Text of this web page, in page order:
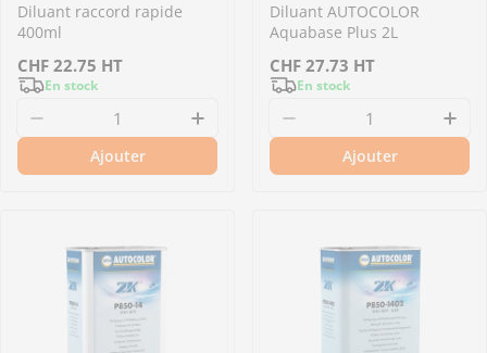
Diluant raccord rapide
400ml
Prix
régulier
CHF 22.75 HT
En stock
Diminuer la quantité pour P850-1622 -
Augmenter la quantité pour
Ajouter
Diluant AUTOCOLOR
Aquabase Plus 2L
Prix
régulier
CHF 27.73 HT
En stock
Diminuer la quantité
Ajouter